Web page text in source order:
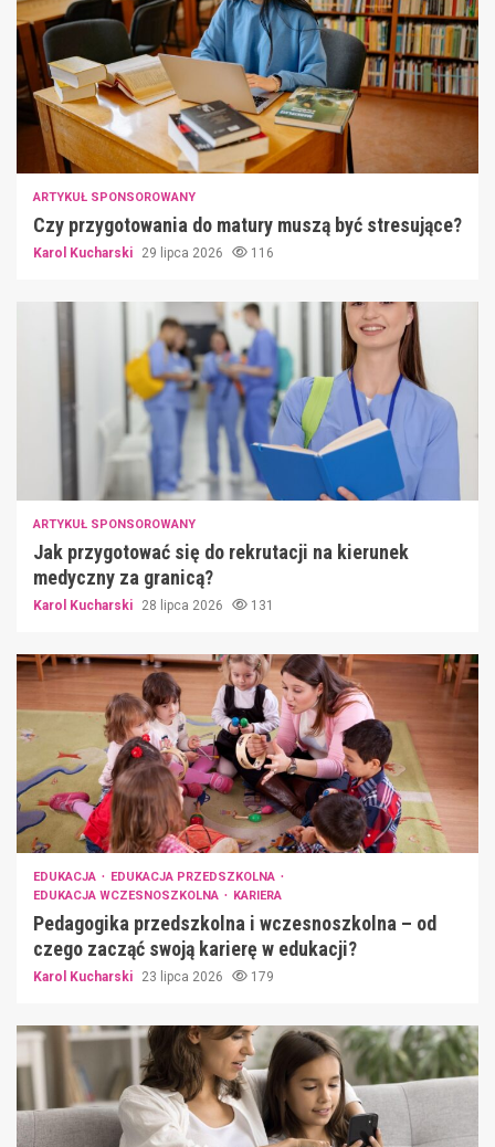
ARTYKUŁ SPONSOROWANY
Czy przygotowania do matury muszą być stresujące?
Karol Kucharski 29 lipca 2026 116
ARTYKUŁ SPONSOROWANY
Jak przygotować się do rekrutacji na kierunek
medyczny za granicą?
Karol Kucharski 28 lipca 2026 131
EDUKACJA
EDUKACJA PRZEDSZKOLNA
EDUKACJA WCZESNOSZKOLNA
KARIERA
Pedagogika przedszkolna i wczesnoszkolna – od
czego zacząć swoją karierę w edukacji?
Karol Kucharski 23 lipca 2026 179